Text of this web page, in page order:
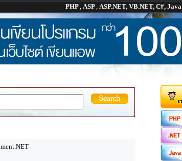
PHP, ASP, ASP.NET, VB.NET, C#, Java